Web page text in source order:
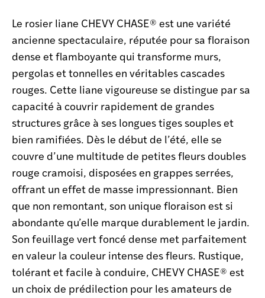
Le rosier liane CHEVY CHASE® est une variété
ancienne spectaculaire, réputée pour sa floraison
dense et flamboyante qui transforme murs,
pergolas et tonnelles en véritables cascades
rouges. Cette liane vigoureuse se distingue par sa
capacité à couvrir rapidement de grandes
structures grâce à ses longues tiges souples et
bien ramifiées. Dès le début de l’été, elle se
couvre d’une multitude de petites fleurs doubles
rouge cramoisi, disposées en grappes serrées,
offrant un effet de masse impressionnant. Bien
que non remontant, son unique floraison est si
abondante qu’elle marque durablement le jardin.
Son feuillage vert foncé dense met parfaitement
en valeur la couleur intense des fleurs. Rustique,
tolérant et facile à conduire, CHEVY CHASE® est
un choix de prédilection pour les amateurs de